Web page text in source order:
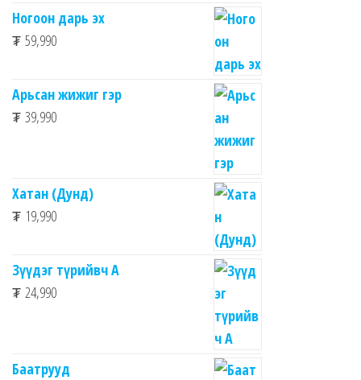
Ногоон дарь эх
₮ 59,990
Арьсан жижиг гэр
₮ 39,990
Хатан (Дунд)
₮ 19,990
Зүүдэг түрийвч A
₮ 24,990
Баатрууд